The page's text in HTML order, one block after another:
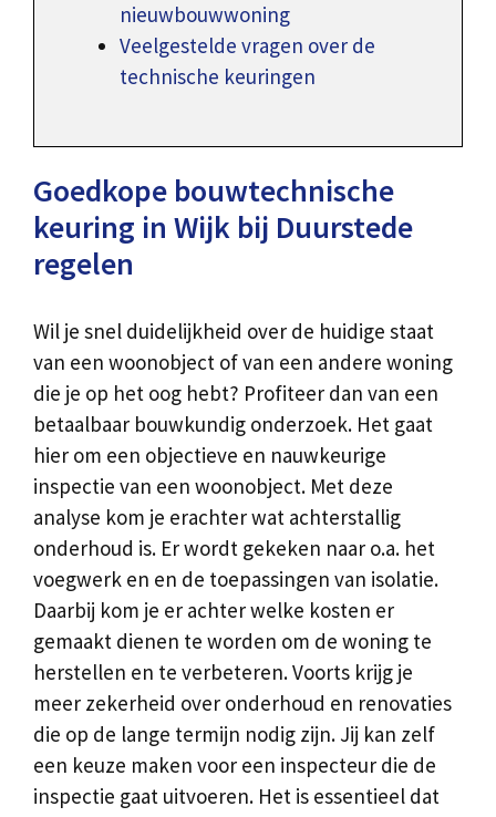
nieuwbouwwoning
Veelgestelde vragen over de
technische keuringen
Goedkope bouwtechnische
keuring in Wijk bij Duurstede
regelen
Wil je snel duidelijkheid over de huidige staat
van een woonobject of van een andere woning
die je op het oog hebt? Profiteer dan van een
betaalbaar bouwkundig onderzoek. Het gaat
hier om een objectieve en nauwkeurige
inspectie van een woonobject. Met deze
analyse kom je erachter wat achterstallig
onderhoud is. Er wordt gekeken naar o.a. het
voegwerk en en de toepassingen van isolatie.
Daarbij kom je er achter welke kosten er
gemaakt dienen te worden om de woning te
herstellen en te verbeteren. Voorts krijg je
meer zekerheid over onderhoud en renovaties
die op de lange termijn nodig zijn. Jij kan zelf
een keuze maken voor een inspecteur die de
inspectie gaat uitvoeren. Het is essentieel dat